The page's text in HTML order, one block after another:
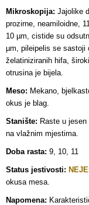
Mikroskopija: Jajolike
prozirne, neamiloidne,
10 µm, cistide su
µm, pileipelis se sastoji
želatiniziranih hifa,
otrusina je bijela.
Meso: Mekano,
okus je blag.
Stanište: Raste u
na vlažnim mjestima.
Doba rasta: 9, 10, 11
Status jestivosti:
okusa mesa.
Napomena: